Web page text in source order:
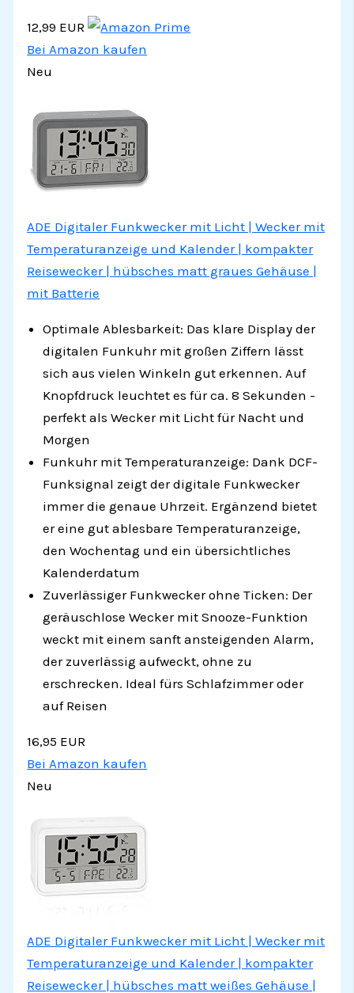
12,99 EUR
Bei Amazon kaufen
Neu
ADE Digitaler Funkwecker mit Licht | Wecker mit
Temperaturanzeige und Kalender | kompakter
Reisewecker | hübsches matt graues Gehäuse |
mit Batterie
Optimale Ablesbarkeit: Das klare Display der
digitalen Funkuhr mit großen Ziffern lässt
sich aus vielen Winkeln gut erkennen. Auf
Knopfdruck leuchtet es für ca. 8 Sekunden -
perfekt als Wecker mit Licht für Nacht und
Morgen
Funkuhr mit Temperaturanzeige: Dank DCF-
Funksignal zeigt der digitale Funkwecker
immer die genaue Uhrzeit. Ergänzend bietet
er eine gut ablesbare Temperaturanzeige,
den Wochentag und ein übersichtliches
Kalenderdatum
Zuverlässiger Funkwecker ohne Ticken: Der
geräuschlose Wecker mit Snooze-Funktion
weckt mit einem sanft ansteigenden Alarm,
der zuverlässig aufweckt, ohne zu
erschrecken. Ideal fürs Schlafzimmer oder
auf Reisen
16,95 EUR
Bei Amazon kaufen
Neu
ADE Digitaler Funkwecker mit Licht | Wecker mit
Temperaturanzeige und Kalender | kompakter
Reisewecker | hübsches matt weißes Gehäuse |